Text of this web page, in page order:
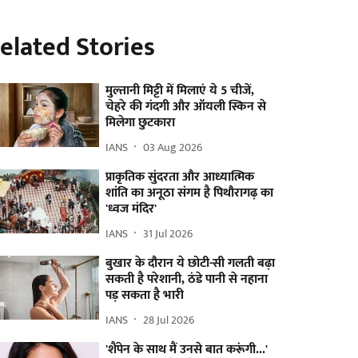
Stories
मुल्तानी मिट्टी में मिलाएं ये 5 चीजें,
चेहरे की गंदगी और ऑयली स्किन से
मिलेगा छुटकारा
IANS 03 Aug 2026
प्राकृतिक सुंदरता और आध्यात्मिक
शांति का अनूठा संगम है पिथौरागढ़ का
'ध्वज मंदिर'
IANS 31 Jul 2026
बुखार के दौरान ये छोटी-सी गलती बढ़ा
सकती है परेशानी, ठंडे पानी से नहाना
पड़ सकता है भारी
IANS 28 Jul 2026
'शैंपेन के साथ मैं उनसे बात करूंगी...'